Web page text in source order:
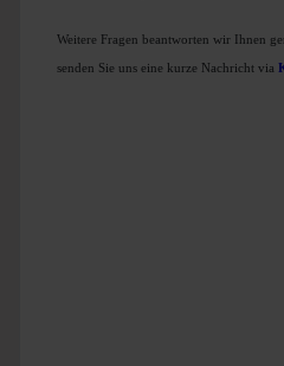
Weitere Fragen beantworten wir Ihnen
senden Sie uns eine kurze Nachricht via